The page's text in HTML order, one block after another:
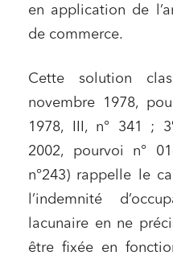
en application de
de commerce.
Cette solution
novembre 1978,
1978, III, n° 341 ; 3
2002, pourvoi n°
n°243) rappelle le
l’indemnité
lacunaire en ne
être fixée en